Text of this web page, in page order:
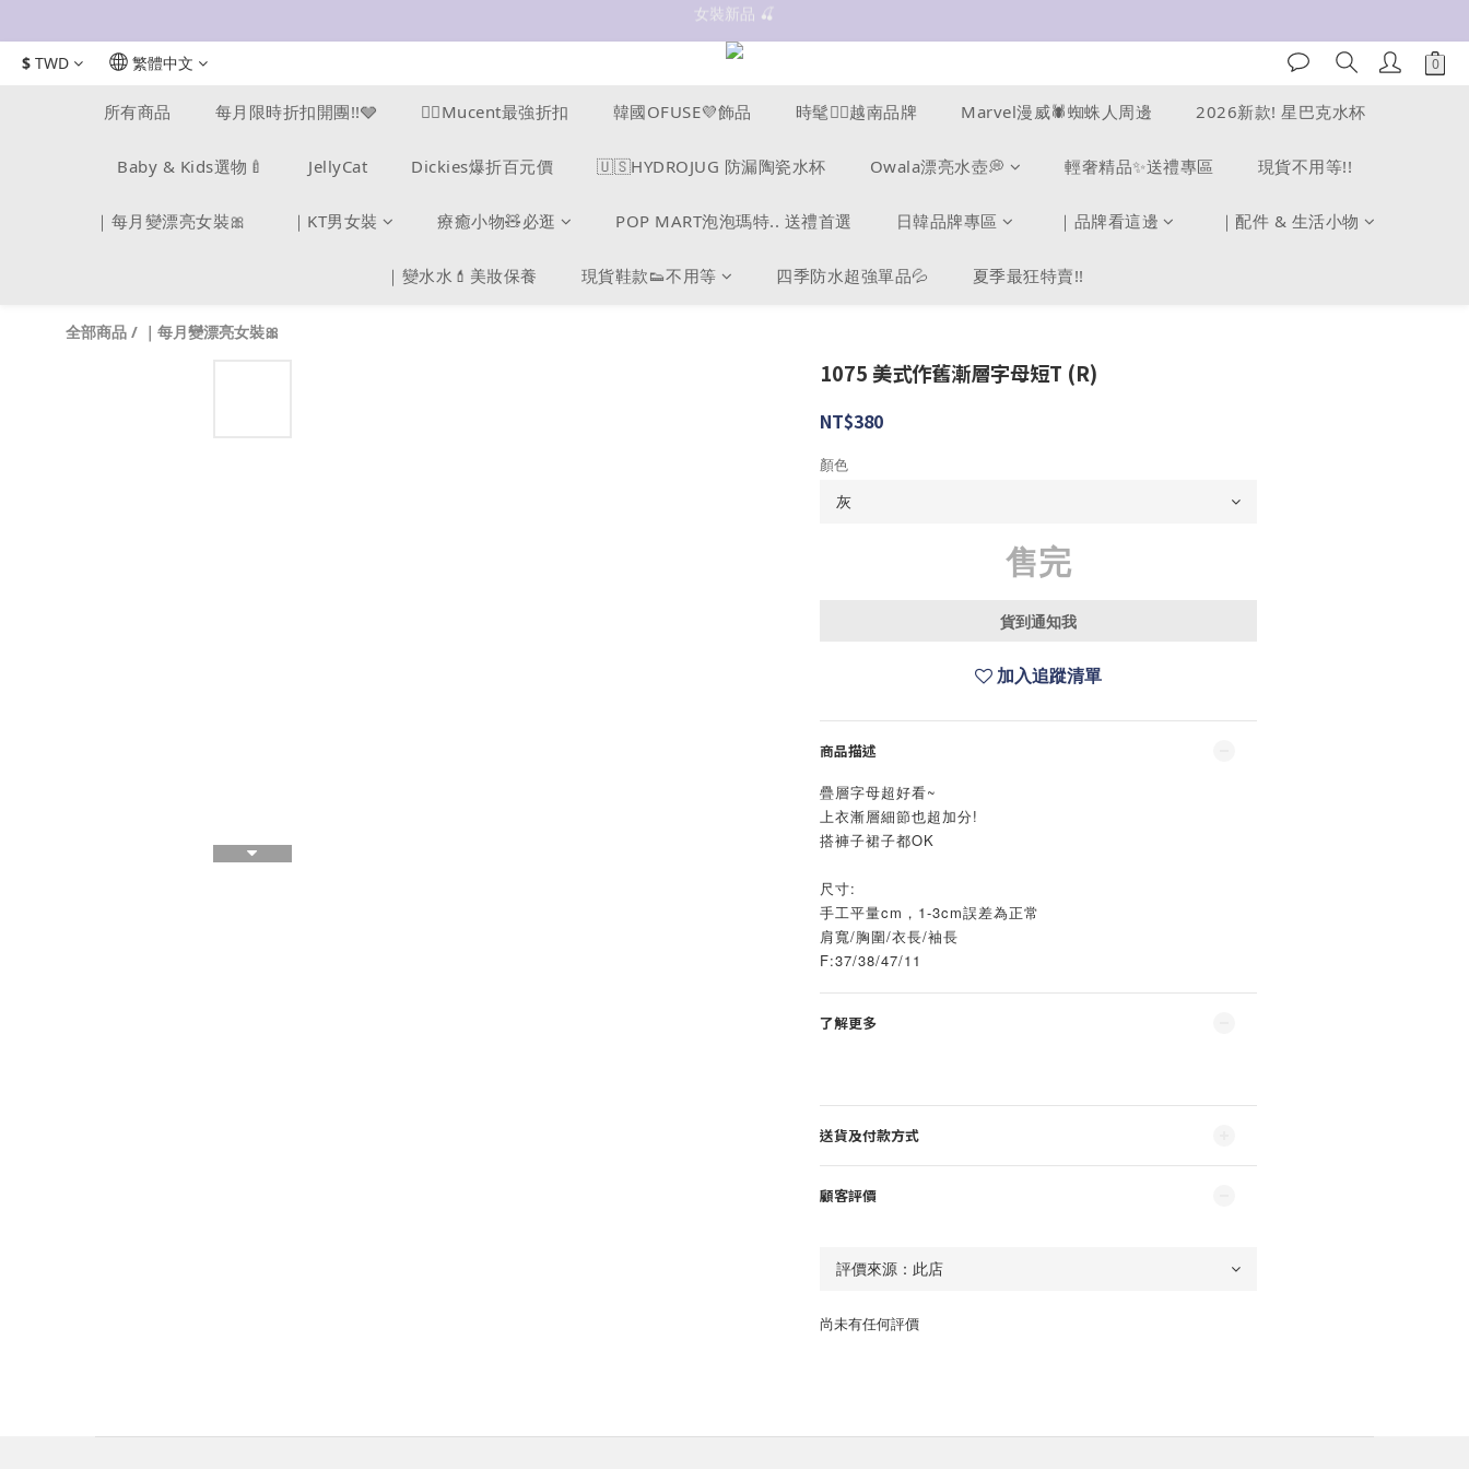
抗UV 50+防曬外套 $299🧊🧊
✨OWALA多款任選✨  點我看全部
$ TWD 繁體中文
所有商品 每月限時折扣開團!!🩶 ❤️‍🔥Mucent最強折扣 韓國OFUSE💜飾品 時髦❤️‍🔥越南品牌 Marvel漫威🕷️蜘蛛人周邊 2026新款! 星巴克水杯
Baby & Kids選物🍼 JellyCat Dickies爆折百元價 🇺🇸HYDROJUG 防漏陶瓷水杯 Owala漂亮水壺💭 輕奢精品✨送禮專區 現貨不用等!!
｜每月變漂亮女裝🎀 ｜KT男女裝 療癒小物🧸必逛 POP MART泡泡瑪特.. 送禮首選 日韓品牌專區 ｜品牌看這邊 ｜配件 & 生活小物
｜變水水💄美妝保養 現貨鞋款👟不用等 四季防水超強單品💦 夏季最狂特賣!!
全部商品 / ｜每月變漂亮女裝🎀
1075 美式作舊漸層字母短T (R)
NT$380
顏色
售完
貨到通知我
加入追蹤清單
商品描述
疊層字母超好看~
上衣漸層細節也超加分!
搭褲子裙子都OK
尺寸:
手工平量cm，1-3cm誤差為正常
肩寬/胸圍/衣長/袖長
F:37/38/47/11
了解更多
送貨及付款方式
顧客評價
尚未有任何評價